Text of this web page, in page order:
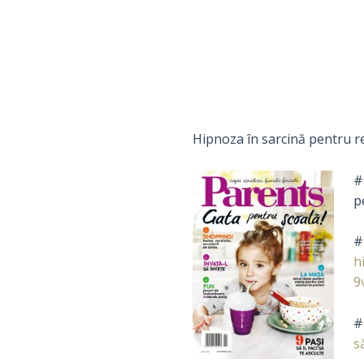
Hipnoza în sarcină pentru